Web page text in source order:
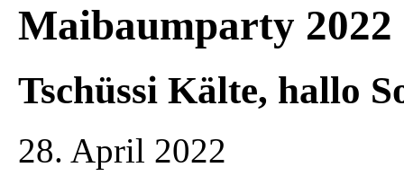
Maibaumparty 2022
Tschüssi Kälte, hallo
28. April 2022